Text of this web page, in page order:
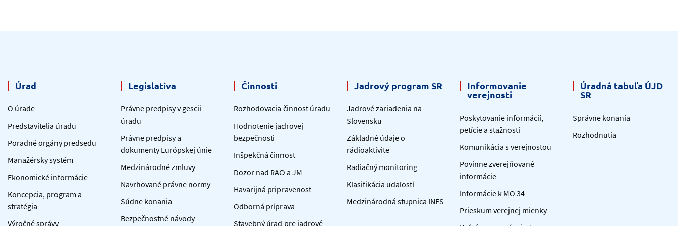
Úrad
O úrade
Predstavitelia úradu
Poradné orgány predsedu
Manažérsky systém
Ekonomické informácie
Koncepcia, program a
stratégia
Výročné správy
Legislatíva
Právne predpisy v gescii
úradu
Právne predpisy a
dokumenty Európskej únie
Medzinárodné zmluvy
Navrhované právne normy
Súdne konania
Bezpečnostné návody
Činnosti
Rozhodovacia činnosť úradu
Hodnotenie jadrovej
bezpečnosti
Inšpekčná činnosť
Dozor nad RAO a JM
Havarijná pripravenosť
Odborná príprava
Stavebný úrad pre jadrové
Jadrový program SR
Jadrové zariadenia na
Slovensku
Základné údaje o
rádioaktivite
Radiačný monitoring
Klasifikácia udalostí
Medzinárodná stupnica INES
Informovanie
verejnosti
Poskytovanie informácií,
petície a sťažnosti
Komunikácia s verejnosťou
Povinne zverejňované
informácie
Informácie k MO 34
Prieskum verejnej mienky
Úradná tabuľa ÚJD
SR
Správne konania
Rozhodnutia